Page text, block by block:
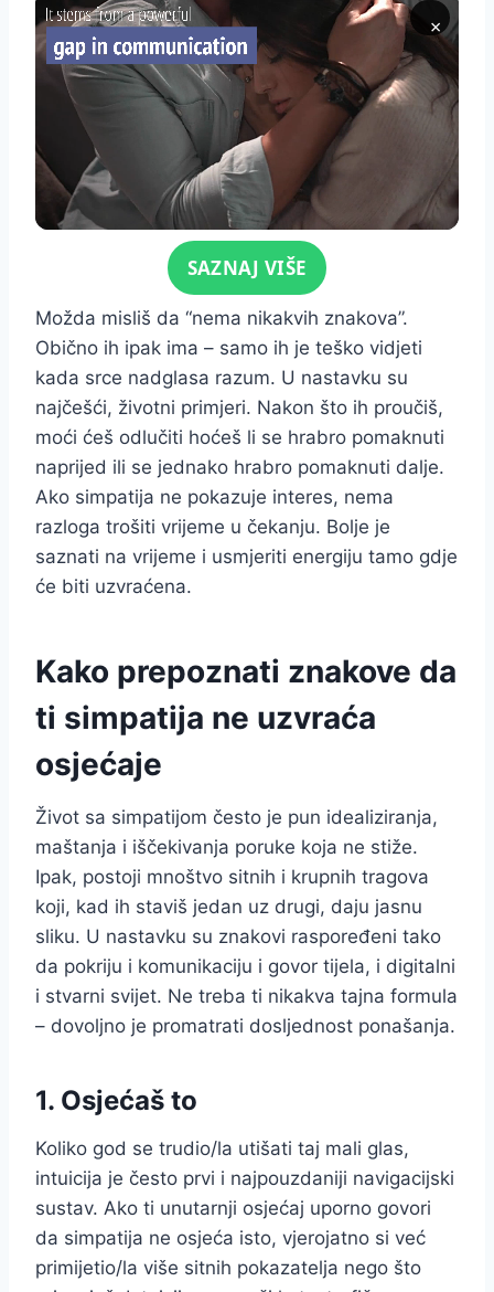
×
Click for soundSAZNAJ VIŠE
Možda misliš da “nema nikakvih znakova”.
Obično ih ipak ima – samo ih je teško vidjeti
kada srce nadglasa razum. U nastavku su
najčešći, životni primjeri. Nakon što ih proučiš,
moći ćeš odlučiti hoćeš li se hrabro pomaknuti
naprijed ili se jednako hrabro pomaknuti dalje.
Ako simpatija ne pokazuje interes, nema
razloga trošiti vrijeme u čekanju. Bolje je
saznati na vrijeme i usmjeriti energiju tamo gdje
će biti uzvraćena.
Kako prepoznati znakove da
ti simpatija ne uzvraća
osjećaje
Život sa simpatijom često je pun idealiziranja,
maštanja i iščekivanja poruke koja ne stiže.
Ipak, postoji mnoštvo sitnih i krupnih tragova
koji, kad ih staviš jedan uz drugi, daju jasnu
sliku. U nastavku su znakovi raspoređeni tako
da pokriju i komunikaciju i govor tijela, i digitalni
i stvarni svijet. Ne treba ti nikakva tajna formula
– dovoljno je promatrati dosljednost ponašanja.
1. Osjećaš to
Koliko god se trudio/la utišati taj mali glas,
intuicija je često prvi i najpouzdaniji navigacijski
sustav. Ako ti unutarnji osjećaj uporno govori
da simpatija ne osjeća isto, vjerojatno si već
primijetio/la više sitnih pokazatelja nego što